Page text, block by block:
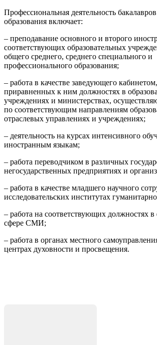
Профессиональная деятельность
образования включает:
– преподавание основного и второго
соответствующих образовательных
общего среднего, среднего специального и
профессионального образования;
– работа в качестве заведующего
приравненных к ним должностях в
учреждениях и министерствах,
по соответствующим направлениям
отраслевых управлениях и учреждениях;
– деятельность на курсах интенсивного
иностранным языкам;
– работа переводчиком в различных
негосударственных предприятиях и
– работа в качестве младшего научного
исследовательских институтах
– работа на соответствующих должностях в
сфере СМИ;
– работа в органах местного
центрах духовности и просвещения.